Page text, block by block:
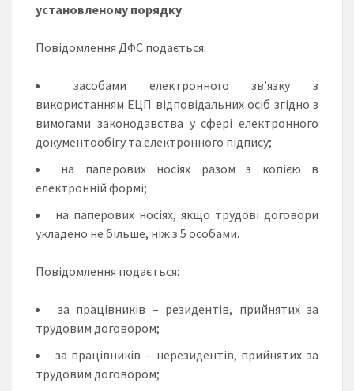
установленому порядку.
Повідомлення ДФС подається:
засобами електронного зв’язку з
використанням ЕЦП відповідальних осіб згідно з
вимогами законодавства у сфері електронного
документообігу та електронного підпису;
на паперових носіях разом з копією в
електронній формі;
на паперових носіях, якщо трудові договори
укладено не більше, ніж з 5 особами.
Повідомлення подається:
за працівників – резидентів, прийнятих за
трудовим договором;
за працівників – нерезидентів, прийнятих за
трудовим договором;